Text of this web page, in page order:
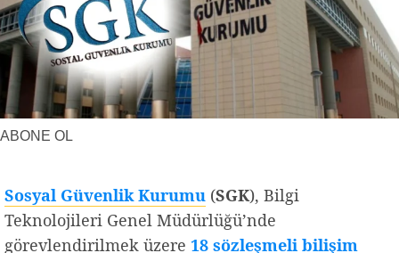
Yerel Haberler
Faydalı Bilgiler
ABONE OL
Sosyal Güvenlik Kurumu (SGK), Bilgi
Teknolojileri Genel Müdürlüğü’nde
görevlendirilmek üzere 18 sözleşmeli bilişim